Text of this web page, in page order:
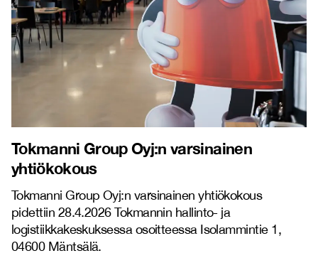
Tokmanni Group Oyj:n varsinainen
yhtiökokous
Tokmanni Group Oyj:n varsinainen yhtiökokous
pidettiin 28.4.2026 Tokmannin hallinto- ja
logistiikkakeskuksessa osoitteessa Isolammintie 1,
04600 Mäntsälä.